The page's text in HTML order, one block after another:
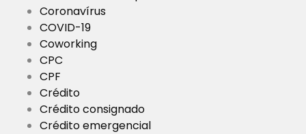
Coronavírus
COVID-19
Coworking
CPC
CPF
Crédito
Crédito consignado
Crédito emergencial